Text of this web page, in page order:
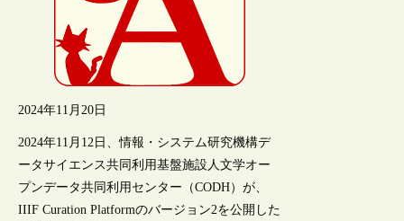
2024年11月20日
2024年11月12日、情報・システム研究機構デ
ータサイエンス共同利用基盤施設人文学オー
プンデータ共同利用センター（CODH）が、
IIIF Curation Platformのバージョン2を公開した